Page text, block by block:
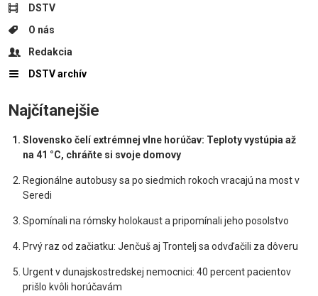
DSTV
O nás
Redakcia
DSTV archív
Najčítanejšie
Slovensko čelí extrémnej vlne horúčav: Teploty vystúpia až
na 41 °C, chráňte si svoje domovy
Regionálne autobusy sa po siedmich rokoch vracajú na most v
Seredi
Spomínali na rómsky holokaust a pripomínali jeho posolstvo
Prvý raz od začiatku: Jenčuš aj Trontelj sa odvďačili za dôveru
Urgent v dunajskostredskej nemocnici: 40 percent pacientov
prišlo kvôli horúčavám